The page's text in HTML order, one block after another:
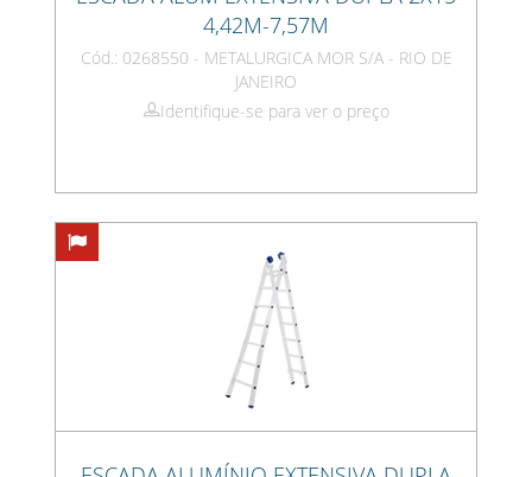
4,42M-7,57M
Cód.: 0268550 - METALURGICA MOR S/A - RIO DE
JANEIRO
Identifique-se para ver o preço